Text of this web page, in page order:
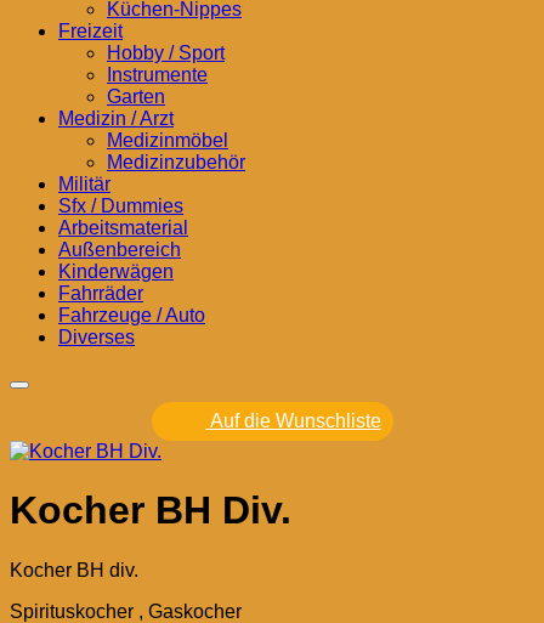
Küchen-Nippes
Freizeit
Hobby / Sport
Instrumente
Garten
Medizin / Arzt
Medizinmöbel
Medizinzubehör
Militär
Sfx / Dummies
Arbeitsmaterial
Außenbereich
Kinderwägen
Fahrräder
Fahrzeuge / Auto
Diverses
Auf die Wunschliste
Kocher BH Div.
Kocher BH div.
Spirituskocher , Gaskocher